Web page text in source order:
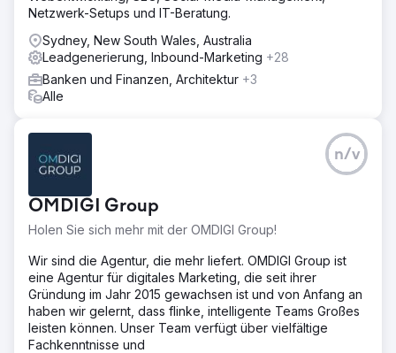
Netzwerk-Setups und IT-Beratung.
Sydney, New South Wales, Australia
Leadgenerierung, Inbound-Marketing +28
Banken und Finanzen, Architektur +3
Alle
OMDIGI Group
Holen Sie sich mehr mit der OMDIGI Group!
n/v
Wir sind die Agentur, die mehr liefert. OMDIGI Group ist
eine Agentur für digitales Marketing, die seit ihrer
Gründung im Jahr 2015 gewachsen ist und von Anfang an
haben wir gelernt, dass flinke, intelligente Teams Großes
leisten können. Unser Team verfügt über vielfältige
Fachkenntnisse und